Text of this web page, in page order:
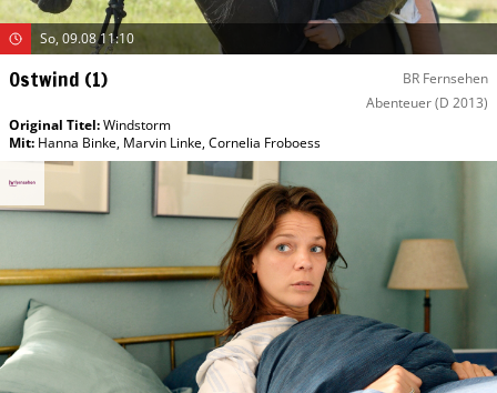
So, 09.08 11:10
Ostwind (1)
BR Fernsehen
Abenteuer(D 2013)
Original Titel:Windstorm
Mit: Hanna Binke, Marvin Linke,Cornelia Froboess